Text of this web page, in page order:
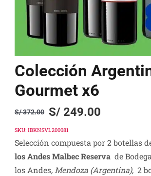
Colección
Gourmet x6
S/372.00
Original
price
was:
S/ 372.00.
S/249.00
Current
price
is:
S/ 249.00.
SKU: IBKNSVL200081
Selección compuesta por 2 botellas
los Andes Malbec Reserva de
los Andes, Mendoza (Argentina), 2